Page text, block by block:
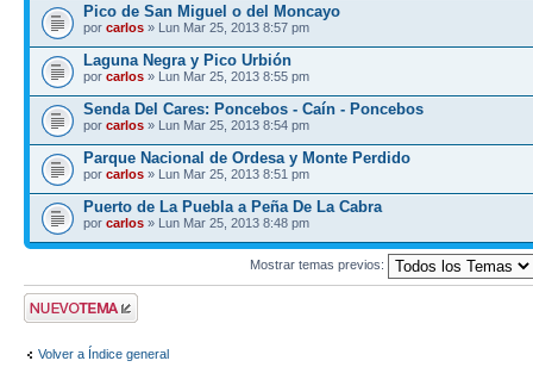
Pico de San Miguel o del Moncayo
por carlos » Lun Mar 25, 2013 8:57 pm
Laguna Negra y Pico Urbión
por carlos » Lun Mar 25, 2013 8:55 pm
Senda Del Cares: Poncebos - Caín - Poncebos
por carlos » Lun Mar 25, 2013 8:54 pm
Parque Nacional de Ordesa y Monte Perdido
por carlos » Lun Mar 25, 2013 8:51 pm
Puerto de La Puebla a Peña De La Cabra
por carlos » Lun Mar 25, 2013 8:48 pm
Mostrar temas previos:
Publicar un nuevo
tema
Volver a Índice general